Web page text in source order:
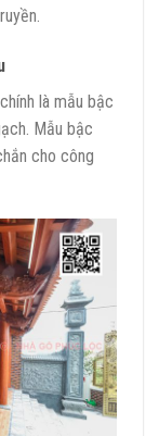
là mẫu bậc
Mẫu bậc
cho công